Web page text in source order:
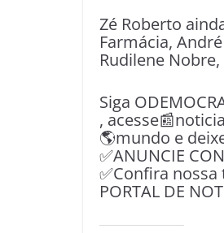
Zé Roberto
Farmácia,
Rudilene
Siga
,
🌎mundo e
✅ANUNCIE
✅Confira
PORTAL DE